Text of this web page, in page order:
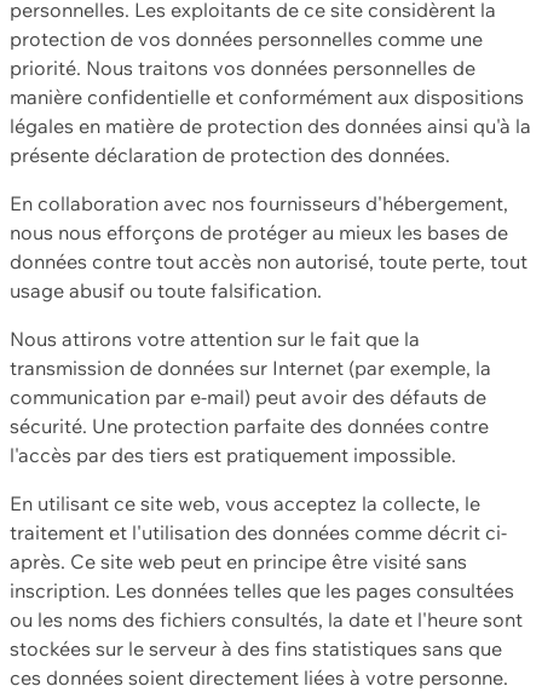
personnelles. Les exploitants de ce site considèrent la
protection de vos données personnelles comme une
priorité. Nous traitons vos données personnelles de
manière confidentielle et conformément aux dispositions
légales en matière de protection des données ainsi qu'à la
présente déclaration de protection des données.
En collaboration avec nos fournisseurs d'hébergement,
nous nous efforçons de protéger au mieux les bases de
données contre tout accès non autorisé, toute perte, tout
usage abusif ou toute falsification.
Nous attirons votre attention sur le fait que la
transmission de données sur Internet (par exemple, la
communication par e-mail) peut avoir des défauts de
sécurité. Une protection parfaite des données contre
l'accès par des tiers est pratiquement impossible.
En utilisant ce site web, vous acceptez la collecte, le
traitement et l'utilisation des données comme décrit ci-
après. Ce site web peut en principe être visité sans
inscription. Les données telles que les pages consultées
ou les noms des fichiers consultés, la date et l'heure sont
stockées sur le serveur à des fins statistiques sans que
ces données soient directement liées à votre personne.